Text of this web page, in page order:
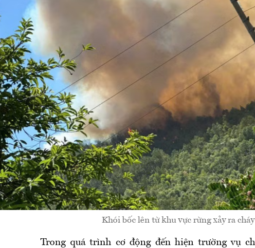
Khói bốc lên từ khu vực rừng xảy ra
Trong quá trình cơ động đến hiện trường vụ